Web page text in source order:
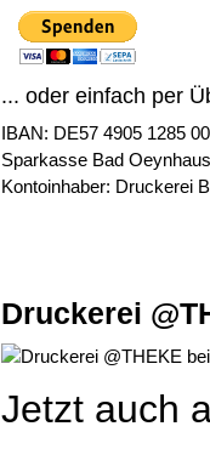
... oder einfach per
IBAN: DE57 4905 1285
Sparkasse Bad
Kontoinhaber: Druckerei
Druckerei
Jetzt auch